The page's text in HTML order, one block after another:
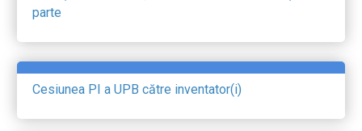
parte
Cesiunea PI a UPB către inventator(i)